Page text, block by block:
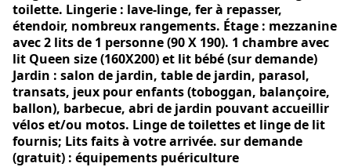
toilette. Lingerie : lave-linge, fer à repasser,
étendoir, nombreux rangements. Étage : mezzanine
avec 2 lits de 1 personne (90 X 190). 1 chambre avec
lit Queen size (160X200) et lit bébé (sur demande)
Jardin : salon de jardin, table de jardin, parasol,
transats, jeux pour enfants (toboggan, balançoire,
ballon), barbecue, abri de jardin pouvant accueillir
vélos et/ou motos. Linge de toilettes et linge de lit
fournis; Lits faits à votre arrivée. sur demande
(gratuit) : équipements puériculture